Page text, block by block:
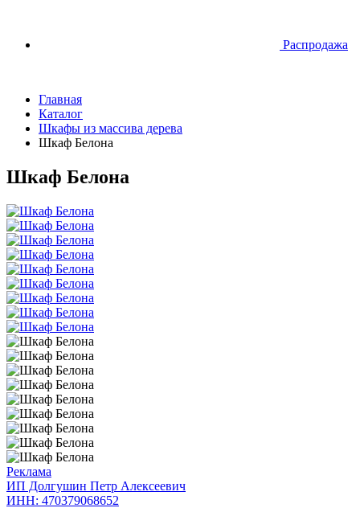
Распродажа
Главная
Каталог
Шкафы из массива дерева
Шкаф Белона
Шкаф Белона
Реклама
ИП Долгушин Петр Алексеевич
ИНН: 470379068652